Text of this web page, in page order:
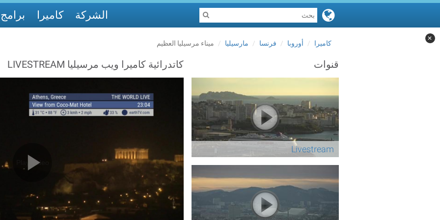
برامج كاميرا الشركة
كاميرا أوروبا فرنسا مارسيليا ميناء مرسيليا العظيم
كاتدرائية كاميرا ويب مرسيليا LIVESTREAM
Play Video
قنوات
Livestream
✕